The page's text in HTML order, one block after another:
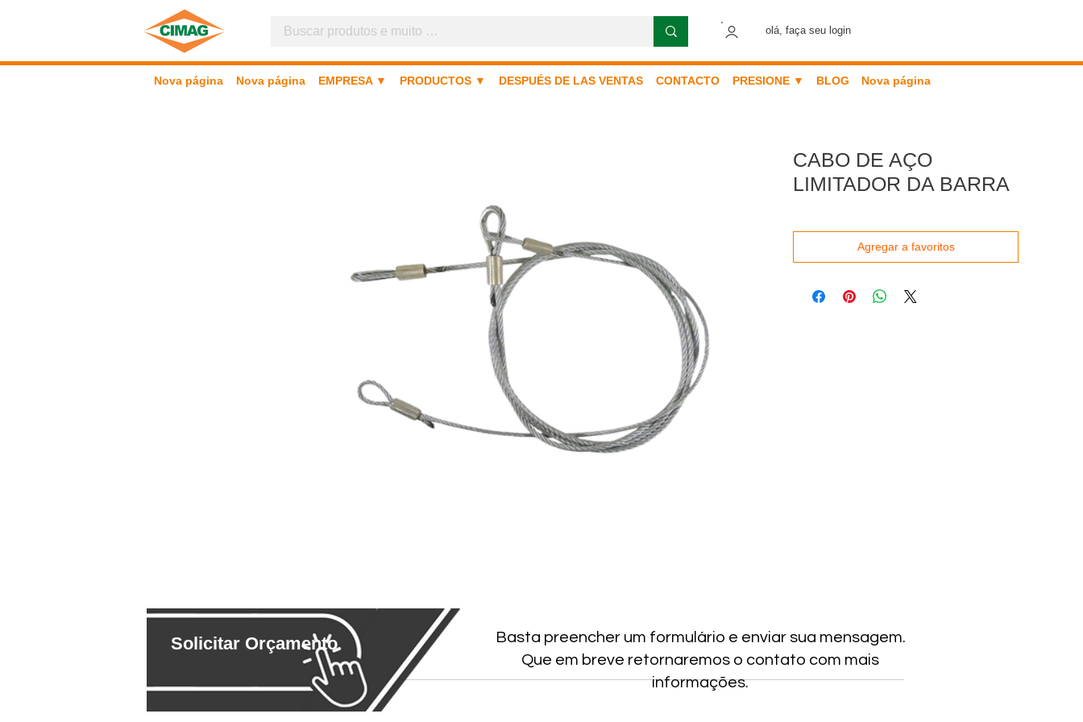
olá, faça seu login
Nova página Nova página EMPRESA ▼ PRODUCTOS ▼ DESPUÉS DE LAS VENTAS CONTACTO PRESIONE ▼ BLOG Nova página
CABO DE AÇO
LIMITADOR DA BARRA
Agregar a favoritos
Solicitar Orçamento
Basta preencher um formulário e enviar sua mensagem.
Que em breve retornaremos o contato com mais
informações.